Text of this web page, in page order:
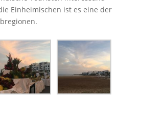
Ein­heimis­chen ist es eine der